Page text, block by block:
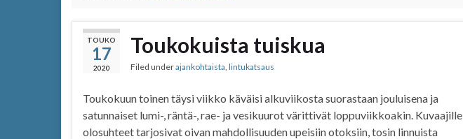
TOUKO
17
2020
Toukokuista tuiskua
Filed underajankohtaista, lintukatsaus
Toukokuun toinen täysi viikko käväisi alkuviikosta suorastaan jouluisena ja
satunnaiset lumi-, räntä-, rae- ja vesikuurot värittivät loppuviikkoakin. Kuvaajille
olosuhteet tarjosivat oivan mahdollisuuden upeisiin otoksiin, tosin linnuista